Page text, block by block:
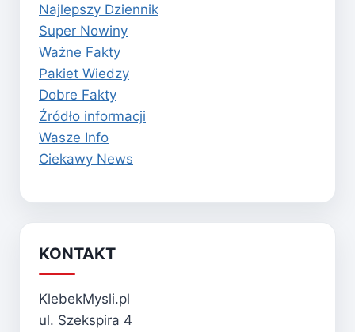
Najlepszy Dziennik
Super Nowiny
Ważne Fakty
Pakiet Wiedzy
Dobre Fakty
Źródło informacji
Wasze Info
Ciekawy News
KONTAKT
KlebekMysli.pl
ul. Szekspira 4